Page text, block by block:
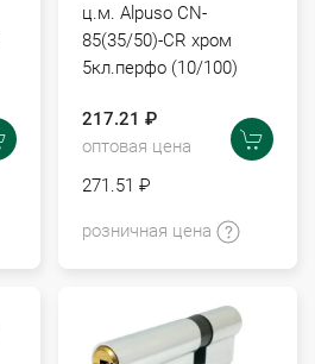
ц.м. Alpuso CN-
85(35/50)-CR хром
5кл.перфо (10/100)
217.21 ₽
оптовая цена
271.51 ₽
розничная цена